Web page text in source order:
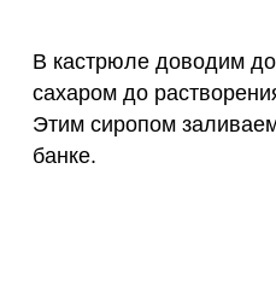
В кастрюле доводим
сахаром до
Этим сиропом
банке.